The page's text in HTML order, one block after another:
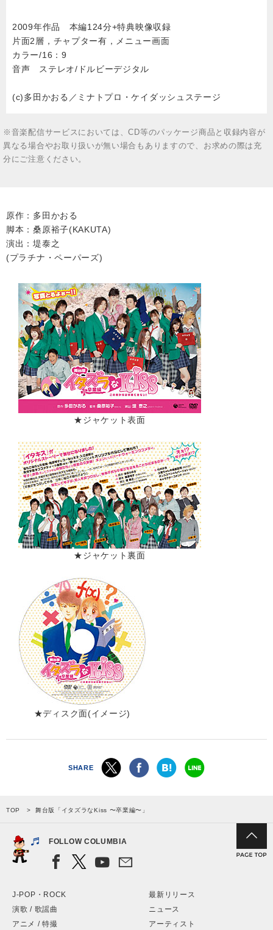
2009年作品 本編124分+特典映像収録
片面2層，チャプター有，メニュー画面
カラー/16：9
音声 ステレオ/ドルビーデジタル
(c)多田かおる／ミナトプロ・ケイダッシュステージ
※音楽配信サービスにおいては、CD等のパッケージ商品と収録内容が
異なる場合やお取り扱いが無い場合もありますので、お求めの際は充
分にご注意ください。
原作：多田かおる
脚本：桑原裕子(KAKUTA)
演出：堤泰之
(プラチナ・ペーパーズ)
★ジャケット表面
★ジャケット裏面
★ディスク面(イメージ)
SHARE
TOP 舞台版「イタズラなKiss 〜卒業編〜」
FOLLOW COLUMBIA
J-POP・ROCK
演歌 / 歌謡曲
アニメ / 特撮
最新リリース
ニュース
アーティスト